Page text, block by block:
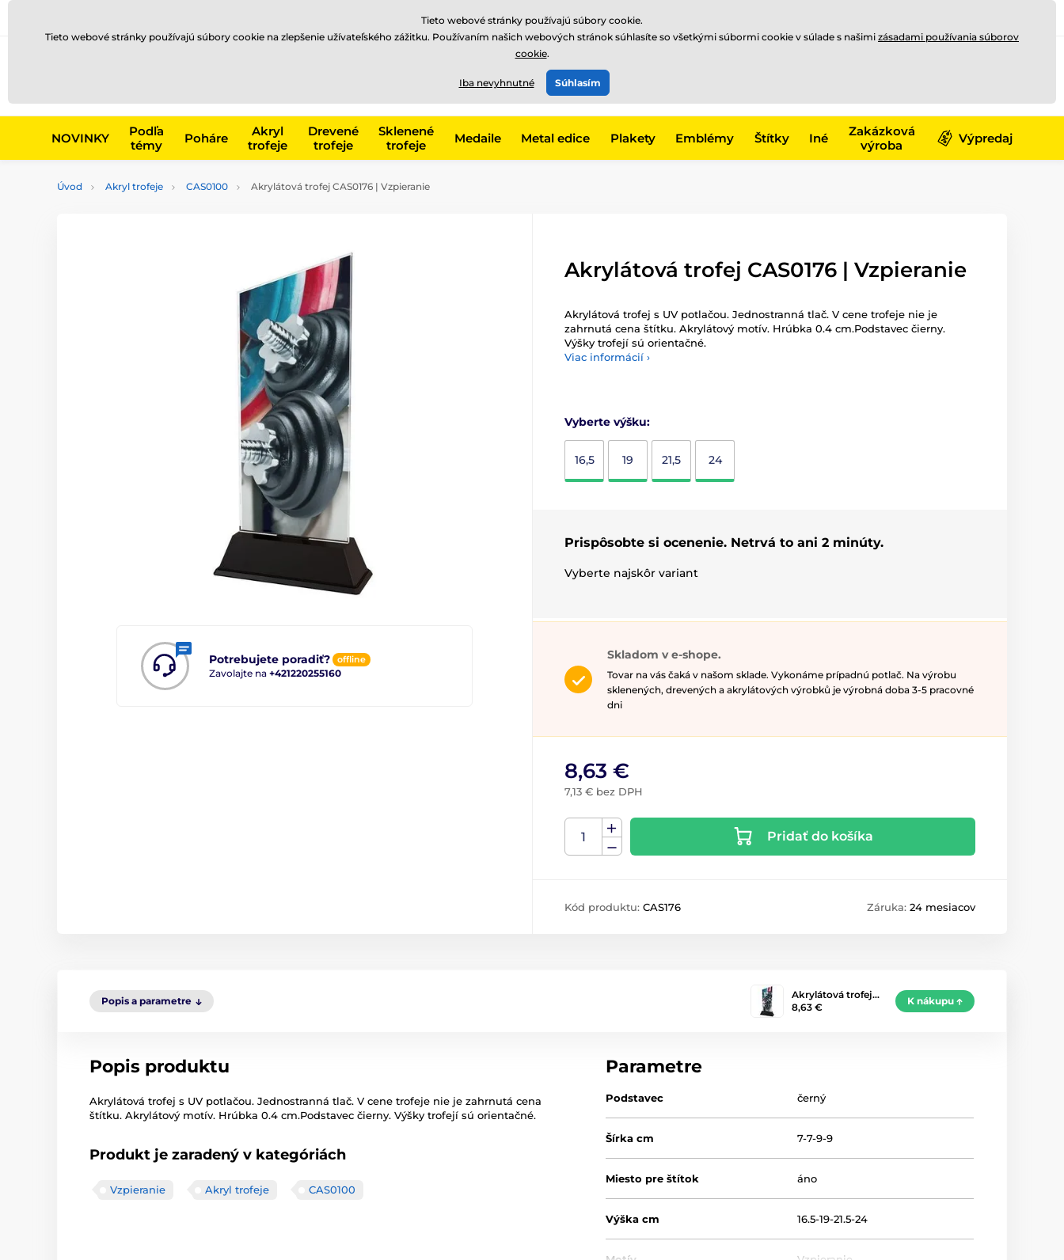
EUR
+421220255160
NOVINKY
Podľa
témy
Poháre
Akryl
trofeje
Drevené
trofeje
Sklenené
trofeje
Medaile Metal edice Plakety Emblémy Štítky Iné
Zakázková
výroba
Výpredaj
Úvod Akryl trofeje CAS0100 Akrylátová trofej CAS0176 | Vzpieranie
Potrebujete poradiť? offline
Zavolajte na +421220255160
Akrylátová trofej CAS0176 | Vzpieranie
Akrylátová trofej s UV potlačou. Jednostranná tlač. V cene trofeje nie je
zahrnutá cena štítku. Akrylátový motív. Hrúbka 0.4 cm.Podstavec čierny.
Výšky trofejí sú orientačné.
Viac informácií ›
Vyberte výšku:
16,5 19 21,5 24
Prispôsobte si ocenenie. Netrvá to ani 2 minúty.
Vyberte najskôr variant
Skladom v e-shope.
Tovar na vás čaká v našom sklade. Vykonáme prípadnú potlač. Na výrobu
sklenených, drevených a akrylátových výrobků je výrobná doba 3-5 pracovné
dni
8,63 €
7,13 € bez DPH
Pridať do košíka
Kód produktu: CAS176 Záruka: 24 mesiacov
Popis a parametre
Akrylátová trofej…
8,63 €
K nákupu
Popis produktu
Akrylátová trofej s UV potlačou. Jednostranná tlač. V cene trofeje nie je zahrnutá cena
štítku. Akrylátový motív. Hrúbka 0.4 cm.Podstavec čierny. Výšky trofejí sú orientačné.
Produkt je zaradený v kategóriách
Vzpieranie Akryl trofeje CAS0100
Parametre
Podstavec černý
Šírka cm 7-7-9-9
Miesto pre štítok áno
Výška cm 16.5-19-21.5-24
Tieto webové stránky používajú súbory cookie.
Tieto webové stránky používajú súbory cookie na zlepšenie užívateľského zážitku. Používaním našich webových stránok súhlasíte so všetkými súbormi cookie v súlade s našimi zásadami používania súborov
cookie.
Iba nevyhnutné Súhlasím